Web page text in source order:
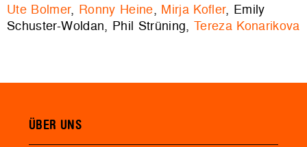
Ute Bolmer, Ronny Heine, Mirja Kofler, Emily
Schuster-Woldan, Phil Strüning, Tereza Konarikova
ÜBER UNS